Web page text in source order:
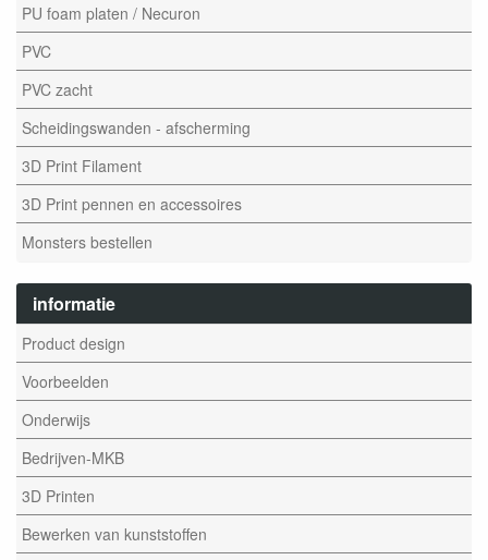
PU foam platen / Necuron
PVC
PVC zacht
Scheidingswanden - afscherming
3D Print Filament
3D Print pennen en accessoires
Monsters bestellen
informatie
Product design
Voorbeelden
Onderwijs
Bedrijven-MKB
3D Printen
Bewerken van kunststoffen